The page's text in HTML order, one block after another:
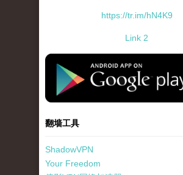
https://tr.im/hN4K9
Link 2
standard-icon-googleplay-
翻墙工具
ShadowVPN
Your Freedom